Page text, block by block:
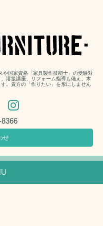
国家資格「家具製作技能士」の受験対
溶接講座、リフォーム指導も備え、木
。貴方の「作りたい」を形にしません
せ